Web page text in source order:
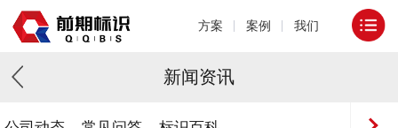
方案 案例 我们
新闻资讯